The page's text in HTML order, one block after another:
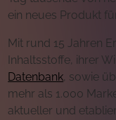
ein neues Produkt
Mit rund 15 Jahren
Inhaltsstoffe, ihrer
Datenbank, sowie
mehr als 1.000
aktueller und